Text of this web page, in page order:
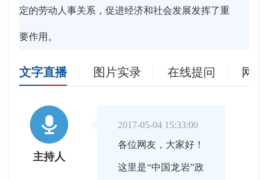
定的劳动人事关系，促进经济和社会发展发挥了重
要作用。
文字直播 图片实录 在线提问 网

主持人
2017-05-04 15:33:00
各位网友，大家好！
这里是“中国龙岩”政